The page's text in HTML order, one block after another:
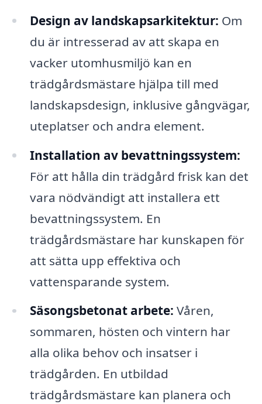
Design av landskapsarkitektur: Om
du är intresserad av att skapa en
vacker utomhusmiljö kan en
trädgårdsmästare hjälpa till med
landskapsdesign, inklusive gångvägar,
uteplatser och andra element.
Installation av bevattningssystem:
För att hålla din trädgård frisk kan det
vara nödvändigt att installera ett
bevattningssystem. En
trädgårdsmästare har kunskapen för
att sätta upp effektiva och
vattensparande system.
Säsongsbetonat arbete: Våren,
sommaren, hösten och vintern har
alla olika behov och insatser i
trädgården. En utbildad
trädgårdsmästare kan planera och